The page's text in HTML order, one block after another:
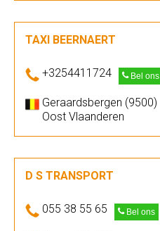
TAXI BEERNAERT
+3254411724 Bel ons
Geraardsbergen (9500)
Oost Vlaanderen
D S TRANSPORT
055 38 55 65 Bel ons